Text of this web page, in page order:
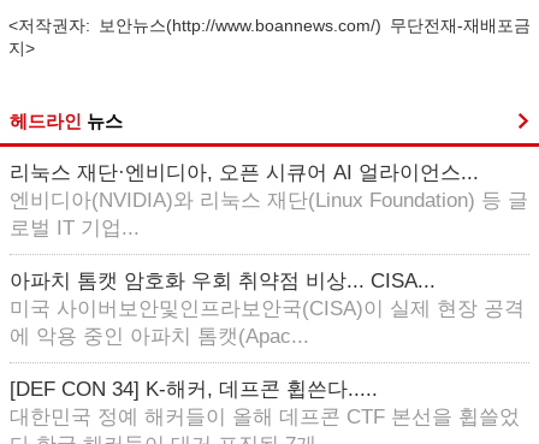
<저작권자: 보안뉴스(http://www.boannews.com/) 무단전재-재배포금
지>
헤드라인 뉴스
리눅스 재단·엔비디아, 오픈 시큐어 AI 얼라이언스...
엔비디아(NVIDIA)와 리눅스 재단(Linux Foundation) 등 글
로벌 IT 기업...
아파치 톰캣 암호화 우회 취약점 비상... CISA...
미국 사이버보안및인프라보안국(CISA)이 실제 현장 공격
에 악용 중인 아파치 톰캣(Apac...
[DEF CON 34] K-해커, 데프콘 휩쓴다.....
대한민국 정예 해커들이 올해 데프콘 CTF 본선을 휩쓸었